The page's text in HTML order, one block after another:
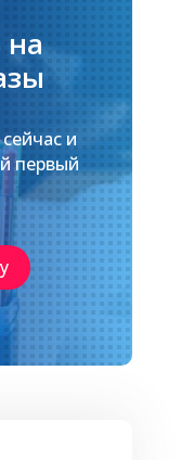
на
и
первый